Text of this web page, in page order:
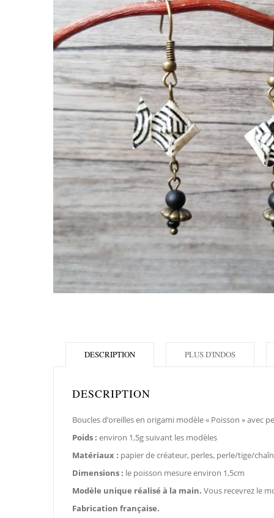
DESCRIPTION
DESCRIPTION
Boucles d’oreilles en origami modèle « Poisson » avec
Poids : environ 1,5g suivant les modèles
Matériaux : papier de créateur, perles, perle/tige/
Dimensions : le poisson mesure environ 1,5cm
Modèle unique réalisé à la main. Vous recevrez le
Fabrication française.
PLUS D'INDOS